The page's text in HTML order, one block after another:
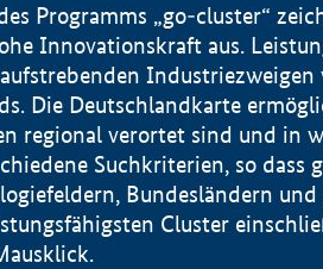
Programms „go-cluster“
Innovationskraft aus.
Die Deutschlandkarte
regional verortet sind und in
Suchkriterien, so
Bundesländern
Cluster